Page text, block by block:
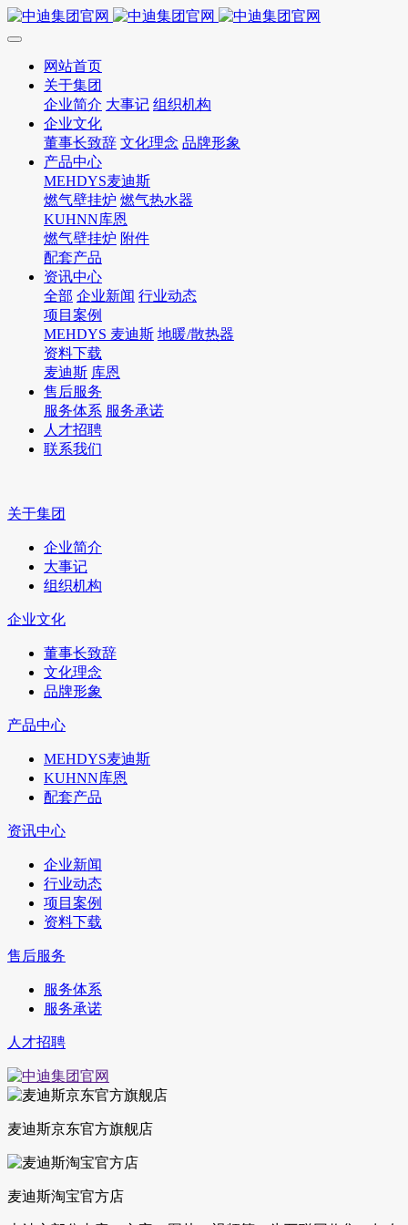
网站首页
关于集团
企业简介 大事记 组织机构
企业文化
董事长致辞 文化理念 品牌形象
产品中心
MEHDYS麦迪斯
燃气壁挂炉 燃气热水器
KUHNN库恩
燃气壁挂炉 附件
配套产品
资讯中心
全部 企业新闻 行业动态
项目案例
MEHDYS 麦迪斯 地暖/散热器
资料下载
麦迪斯 库恩
售后服务
服务体系 服务承诺
人才招聘
联系我们
关于集团
企业简介
大事记
组织机构
企业文化
董事长致辞
文化理念
品牌形象
产品中心
MEHDYS麦迪斯
KUHNN库恩
配套产品
资讯中心
企业新闻
行业动态
项目案例
资料下载
售后服务
服务体系
服务承诺
人才招聘
麦迪斯京东官方旗舰店
麦迪斯淘宝官方店